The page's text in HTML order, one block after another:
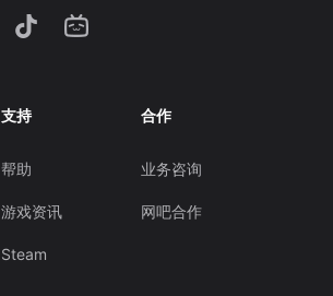
支持
帮助
游戏资讯
Steam
合作
业务咨询
网吧合作